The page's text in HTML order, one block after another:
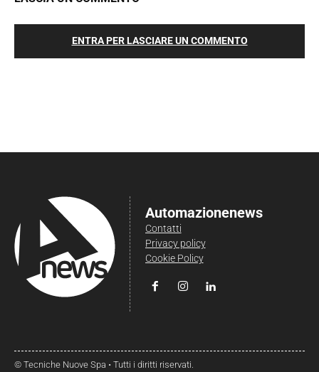
ENTRA PER LASCIARE UN COMMENTO
Automazionenews
Contatti
Privacy policy
Cookie Policy
© Tecniche Nuove Spa • Tutti i diritti riservati.